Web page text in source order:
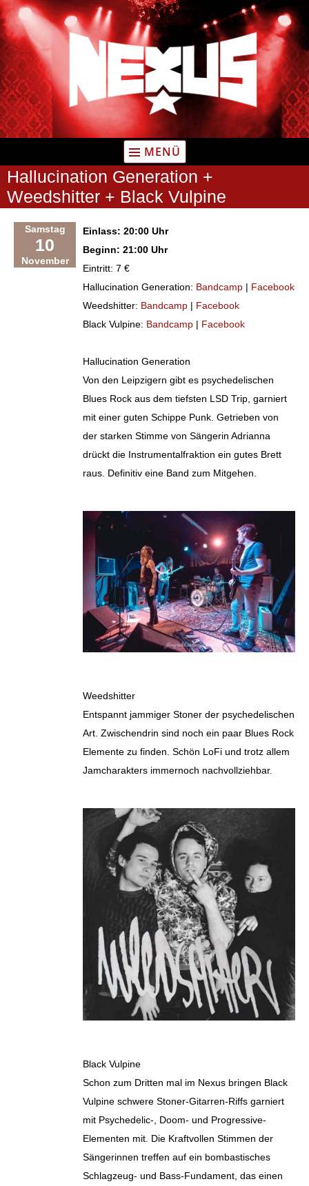
Zum
Inhalt
springen
MENÜ
Hallucination Generation +
Weedshitter + Black Vulpine
Samstag
10
November
Einlass: 20:00 Uhr
Beginn: 21:00 Uhr
Eintritt: 7 €
Hallucination Generation: Bandcamp | Facebook
Weedshitter: Bandcamp | Facebook
Black Vulpine: Bandcamp | Facebook
Hallucination Generation
Von den Leipzigern gibt es psychedelischen
Blues Rock aus dem tiefsten LSD Trip, garniert
mit einer guten Schippe Punk. Getrieben von
der starken Stimme von Sängerin Adrianna
drückt die Instrumentalfraktion ein gutes Brett
raus. Definitiv eine Band zum Mitgehen.
Weedshitter
Entspannt jammiger Stoner der psychedelischen
Art. Zwischendrin sind noch ein paar Blues Rock
Elemente zu finden. Schön LoFi und trotz allem
Jamcharakters immernoch nachvollziehbar.
Black Vulpine
Schon zum Dritten mal im Nexus bringen Black
Vulpine schwere Stoner-Gitarren-Riffs garniert
mit Psychedelic-, Doom- und Progressive-
Elementen mit. Die Kraftvollen Stimmen der
Sängerinnen treffen auf ein bombastisches
Schlagzeug- und Bass-Fundament, das einen